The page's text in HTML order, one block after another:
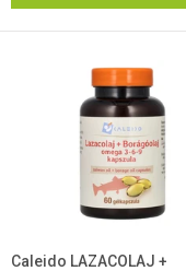
Caleido LAZACOLAJ +